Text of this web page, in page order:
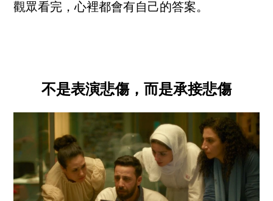
觀眾看完，心裡都會有自己的答案。
不是表演悲傷，而是承接悲傷